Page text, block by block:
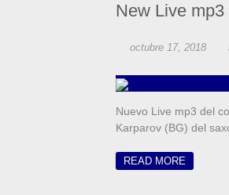
New Live
octubre 17, 2018
Nuevo Live mp3 del
Karparov (BG) del
READ MORE